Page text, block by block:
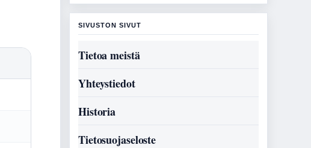
SIVUSTON SIVUT
Tietoa meistä
Yhteystiedot
Historia
Tietosuojaseloste